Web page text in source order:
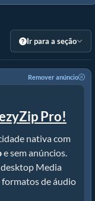
Ir para a seção
Remover anúncio
Pro!
nativa com
e sem anúncios.
Media
de áudio